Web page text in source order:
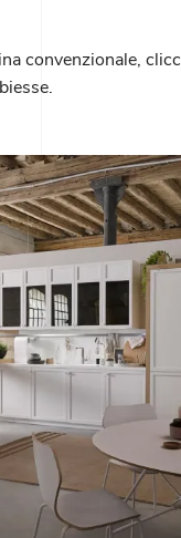
convenzionale,